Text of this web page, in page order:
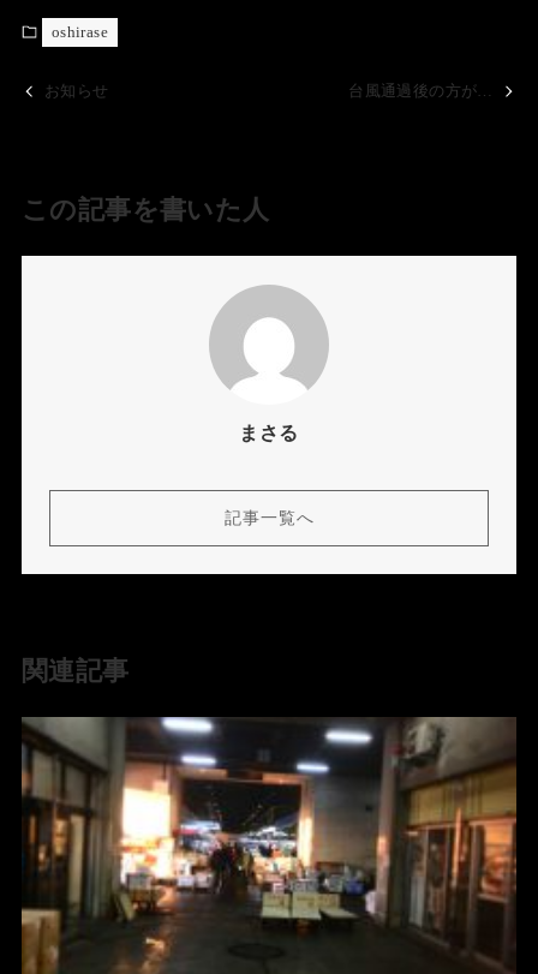
oshirase
お知らせ 台風通過後の方が…
この記事を書いた人
まさる
記事一覧へ
関連記事